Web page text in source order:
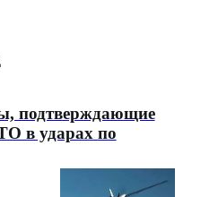
подтверждающие
в ударах по